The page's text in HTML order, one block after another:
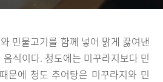
민물고기를 함께 넣어 맑게 끓여낸
식이다. 청도에는 미꾸라지보다 민
문에 청도 추어탕은 미꾸라지와 민